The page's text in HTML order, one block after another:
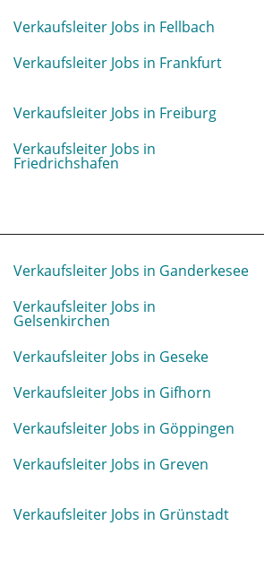
Verkaufsleiter Jobs in Fellbach
Verkaufsleiter Jobs in Frankfurt
Verkaufsleiter Jobs in Freiburg
Verkaufsleiter Jobs in
Friedrichshafen
Verkaufsleiter Jobs in Ganderkesee
Verkaufsleiter Jobs in
Gelsenkirchen
Verkaufsleiter Jobs in Geseke
Verkaufsleiter Jobs in Gifhorn
Verkaufsleiter Jobs in Göppingen
Verkaufsleiter Jobs in Greven
Verkaufsleiter Jobs in Grünstadt